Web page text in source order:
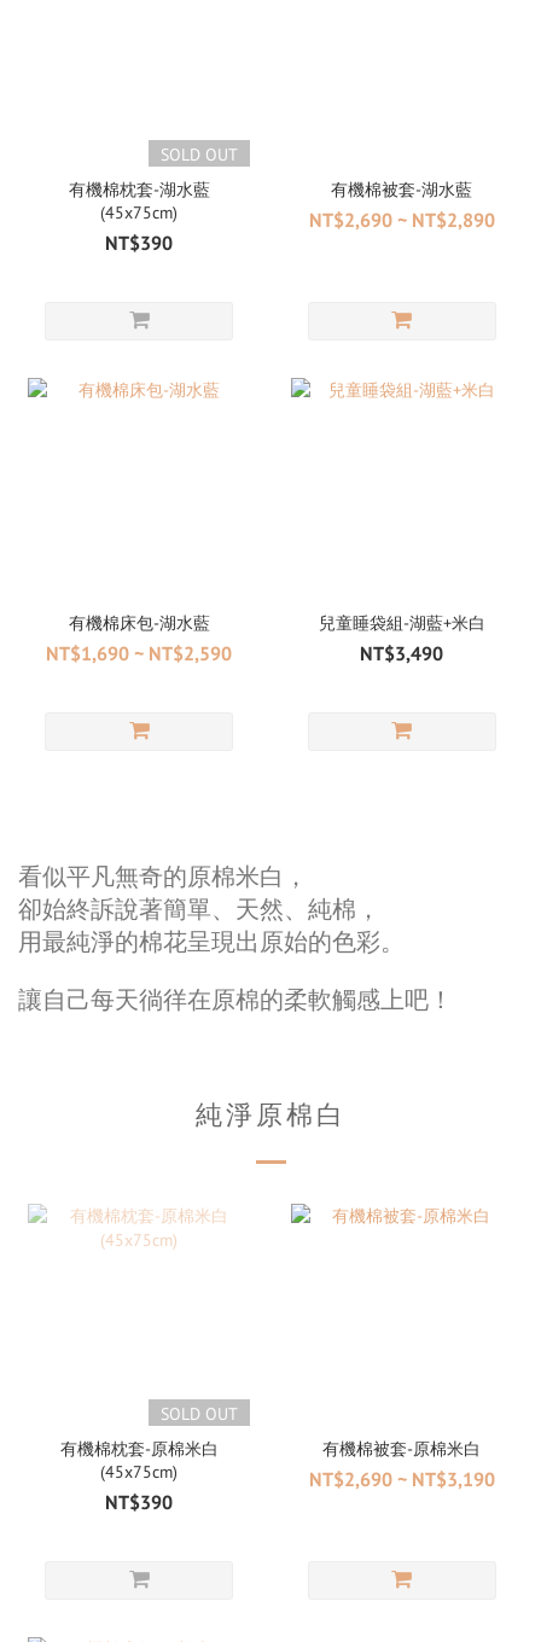
SOLD OUT
有機棉枕套-湖水藍
(45x75cm)
NT$390
有機棉被套-湖水藍
NT$2,690 ~ NT$2,890
有機棉床包-湖水藍
NT$1,690 ~ NT$2,590
兒童睡袋組-湖藍+米白
NT$3,490
看似平凡無奇的原棉米白，
卻始終訴說著簡單、天然、純棉，​
用最純淨的棉花呈現出原始的色彩。​
讓自己每天徜徉在原棉的柔軟觸感上吧！
純淨原棉白
SOLD OUT
有機棉枕套-原棉米白
(45x75cm)
NT$390
有機棉被套-原棉米白
NT$2,690 ~ NT$3,190